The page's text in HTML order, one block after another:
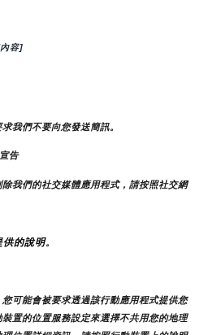
容]
我們不要向您發送簡訊。
告
我們的社交媒體應用程式，請按照社交網
供的說明。
可能會被要求透過該行動應用程式提供您
置的位置服務設定來選擇不共用您的地理